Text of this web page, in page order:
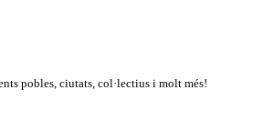
pobles, ciutats, col·lectius i molt més!